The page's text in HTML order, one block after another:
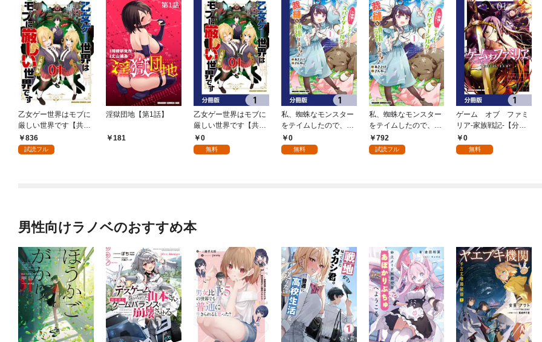
乙女ゲー世界はモブに
厳しい世界です【共和
国編】 ０１
836
試読フル
淫獄団地【第1話】
181
乙女ゲー世界はモブに
厳しい世界です【共和
国編】【分冊版】 1
0
無料
私、蜘蛛なモンスター
をテイムしたので、ス
パイダーシルクで裁縫
を頑張ります！【分冊
0
無料
私、蜘蛛なモンスター
をテイムしたので、ス
パイダーシルクで裁縫
を頑張ります！ 1
792
試読フル
ゲーム オブ ファミ
リア-家族戦記-【分冊
版】 1
0
無料
男性向けラノベのおすすめ本